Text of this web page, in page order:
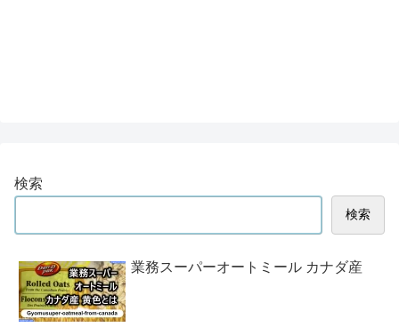
検索
検索
業務スーパーオートミール カナダ産